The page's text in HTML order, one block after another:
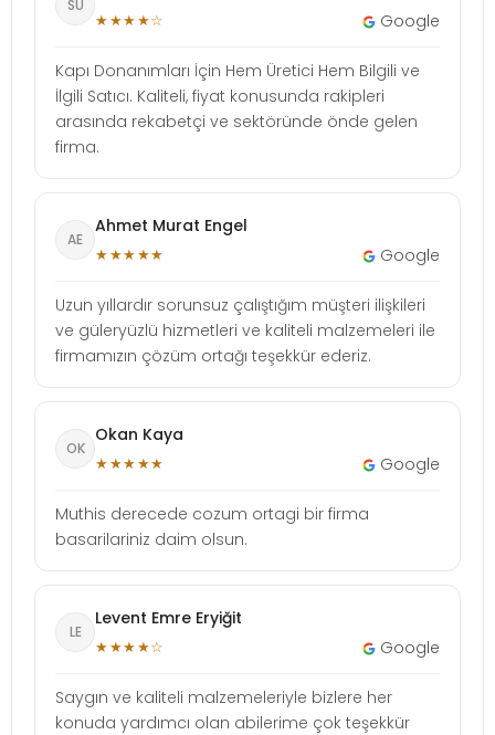
SU
★★★★☆ Google
Kapı Donanımları İçin Hem Üretici Hem Bilgili ve
İlgili Satıcı. Kaliteli, fiyat konusunda rakipleri
arasında rekabetçi ve sektöründe önde gelen
firma.
AE
Ahmet Murat Engel
★★★★★ Google
Uzun yıllardır sorunsuz çalıştığım müşteri ilişkileri
ve güleryüzlü hizmetleri ve kaliteli malzemeleri ile
firmamızın çözüm ortağı teşekkür ederiz.
OK
Okan Kaya
★★★★★ Google
Muthis derecede cozum ortagi bir firma
basarilariniz daim olsun.
LE
Levent Emre Eryiğit
★★★★☆ Google
Saygın ve kaliteli malzemeleriyle bizlere her
konuda yardımcı olan abilerime çok teşekkür